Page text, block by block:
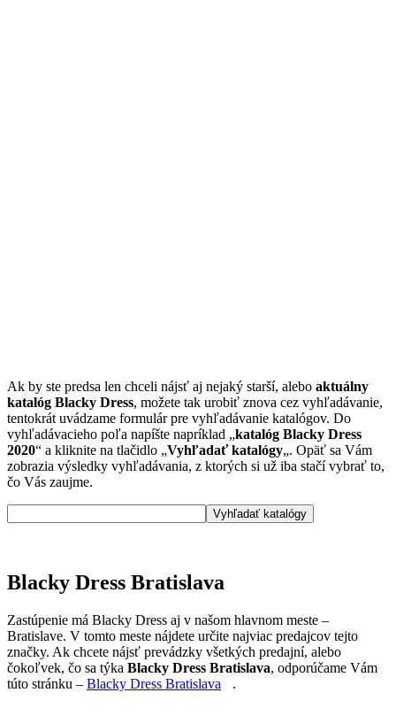
Ak by ste predsa len chceli nájsť aj nejaký starší, alebo aktuálny
katalóg Blacky Dress, možete tak urobiť znova cez vyhľadávanie,
tentokrát uvádzame formulár pre vyhľadávanie katalógov. Do
vyhľadávacieho poľa napíšte napríklad „katalóg Blacky Dress
2020“ a kliknite na tlačidlo „Vyhľadať katalógy„. Opäť sa Vám
zobrazia výsledky vyhľadávania, z ktorých si už iba stačí vybrať to,
čo Vás zaujme.
Blacky Dress Bratislava
Zastúpenie má Blacky Dress aj v našom hlavnom meste –
Bratislave. V tomto meste nájdete určite najviac predajcov tejto
značky. Ak chcete nájsť prevádzky všetkých predajní, alebo
čokoľvek, čo sa týka Blacky Dress Bratislava, odporúčame Vám
túto stránku – Blacky Dress Bratislava .